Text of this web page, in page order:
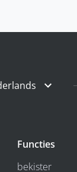
Functies
bekister